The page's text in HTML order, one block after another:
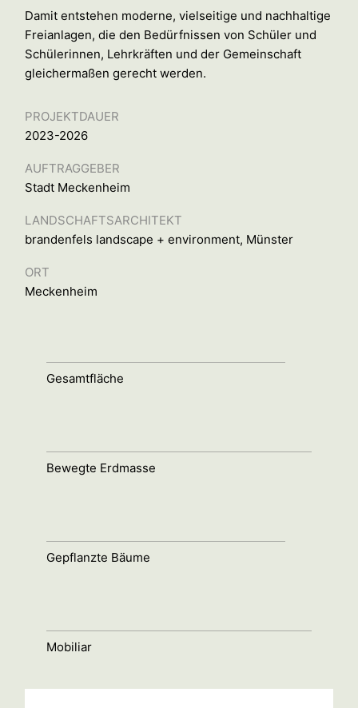
Damit entstehen moderne, vielseitige und nachhaltige
Freianlagen, die den Bedürfnissen von Schüler und
Schülerinnen, Lehrkräften und der Gemeinschaft
gleichermaßen gerecht werden.
PROJEKTDAUER
2023-2026
AUFTRAGGEBER
Stadt Meckenheim
LANDSCHAFTSARCHITEKT
brandenfels landscape + environment, Münster
ORT
Meckenheim
Gesamtfläche
Bewegte Erdmasse
Gepflanzte Bäume
Mobiliar